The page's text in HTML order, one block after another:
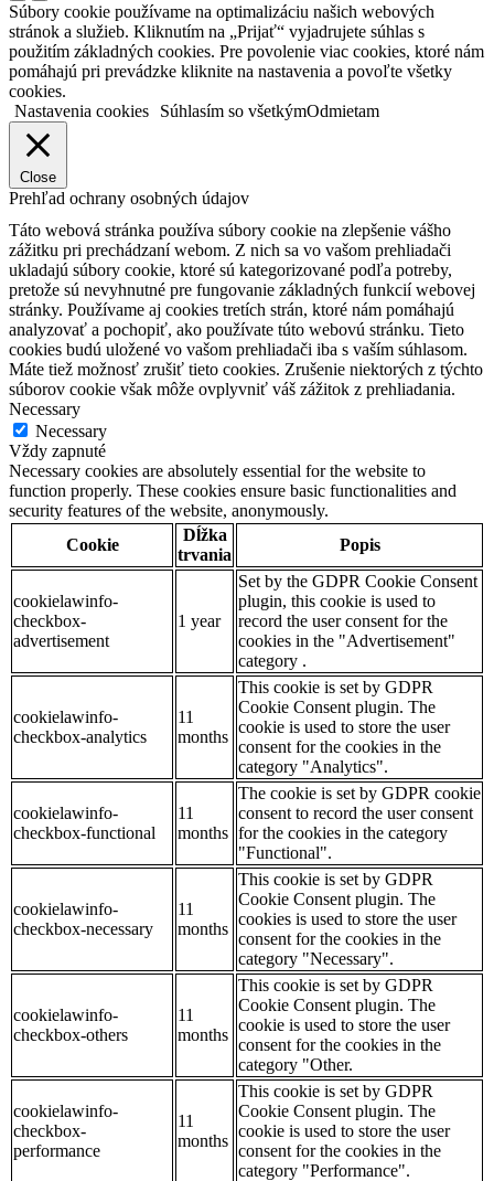
Súbory cookie používame na optimalizáciu našich webových
stránok a služieb. Kliknutím na „Prijať“ vyjadrujete súhlas s
použitím základných cookies. Pre povolenie viac cookies, ktoré nám
pomáhajú pri prevádzke kliknite na nastavenia a povoľte všetky
cookies.
Nastavenia cookies
Súhlasím so všetkýmOdmietam
Close
Prehľad ochrany osobných údajov
Táto webová stránka používa súbory cookie na zlepšenie vášho
zážitku pri prechádzaní webom. Z nich sa vo vašom prehliadači
ukladajú súbory cookie, ktoré sú kategorizované podľa potreby,
pretože sú nevyhnutné pre fungovanie základných funkcií webovej
stránky. Používame aj cookies tretích strán, ktoré nám pomáhajú
analyzovať a pochopiť, ako používate túto webovú stránku. Tieto
cookies budú uložené vo vašom prehliadači iba s vaším súhlasom.
Máte tiež možnosť zrušiť tieto cookies. Zrušenie niektorých z týchto
súborov cookie však môže ovplyvniť váš zážitok z prehliadania.
Necessary
Necessary
Vždy zapnuté
Necessary cookies are absolutely essential for the website to
function properly. These cookies ensure basic functionalities and
security features of the website, anonymously.
Cookie
Dĺžka
trvania
Popis
cookielawinfo-
checkbox-
advertisement
1 year
Set by the GDPR Cookie Consent
plugin, this cookie is used to
record the user consent for the
cookies in the "Advertisement"
category .
cookielawinfo-
checkbox-analytics
11
months
This cookie is set by GDPR
Cookie Consent plugin. The
cookie is used to store the user
consent for the cookies in the
category "Analytics".
cookielawinfo-
checkbox-functional
11
months
The cookie is set by GDPR cookie
consent to record the user consent
for the cookies in the category
"Functional".
cookielawinfo-
checkbox-necessary
11
months
This cookie is set by GDPR
Cookie Consent plugin. The
cookies is used to store the user
consent for the cookies in the
category "Necessary".
cookielawinfo-
checkbox-others
11
months
This cookie is set by GDPR
Cookie Consent plugin. The
cookie is used to store the user
consent for the cookies in the
category "Other.
cookielawinfo-
checkbox-
performance
11
months
This cookie is set by GDPR
Cookie Consent plugin. The
cookie is used to store the user
consent for the cookies in the
category "Performance".